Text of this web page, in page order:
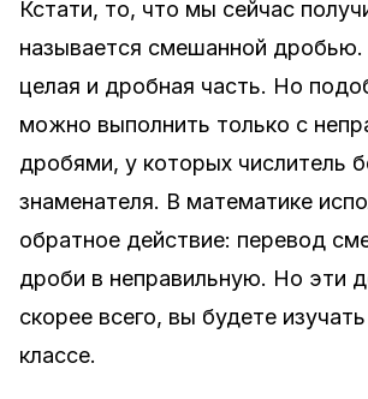
Кстати, то, что мы сейчас
называется смешанной дробью.
целая и дробная часть. Но
можно выполнить только с
дробями, у которых числитель
знаменателя. В математике
обратное действие: перевод
дроби в неправильную. Но эти
скорее всего, вы будете
классе.